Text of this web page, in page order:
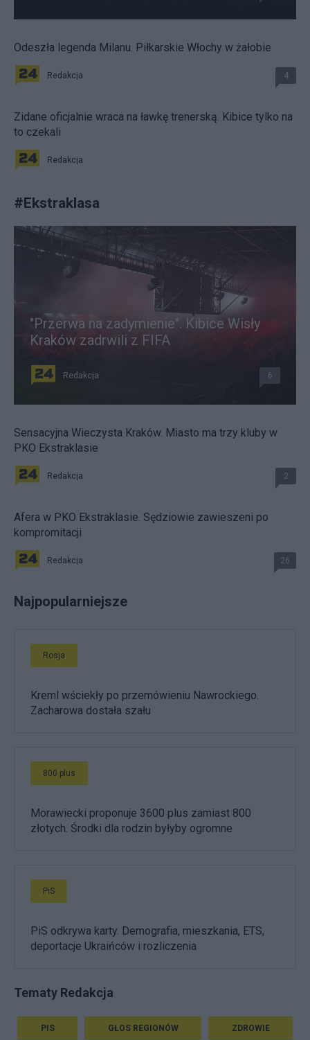
Odeszła legenda Milanu. Piłkarskie Włochy w żałobie
Redakcja 4
Zidane oficjalnie wraca na ławkę trenerską. Kibice tylko na
to czekali
Redakcja
#Ekstraklasa
"Przerwa na zadymienie". Kibice Wisły
Kraków zadrwili z FIFA
Redakcja 6
Sensacyjna Wieczysta Kraków. Miasto ma trzy kluby w
PKO Ekstraklasie
Redakcja 2
Afera w PKO Ekstraklasie. Sędziowie zawieszeni po
kompromitacji
Redakcja 26
Najpopularniejsze
Rosja
Kreml wściekły po przemówieniu Nawrockiego.
Zacharowa dostała szału
800 plus
Morawiecki proponuje 3600 plus zamiast 800
złotych. Środki dla rodzin byłyby ogromne
PiS
PiS odkrywa karty. Demografia, mieszkania, ETS,
deportacje Ukraińców i rozliczenia
Tematy Redakcja
PIS GŁOS REGIONÓW ZDROWIE